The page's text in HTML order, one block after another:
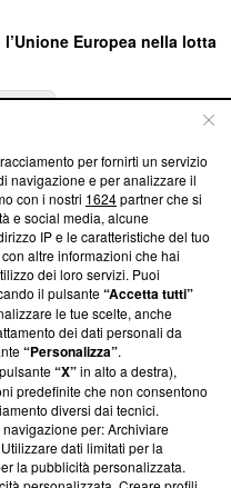
Europea nella lotta
su Blasting
su come ci impegniamo a
la nostra aderenza a
Blasting News non è
ha richiesto di farne
una verifica di
per fornirti un servizio
navigazione e per analizzare il
con i nostri 1624partner che si
e social media, alcune
IP e le caratteristiche del tuo
altre informazioni che hai
dei loro servizi. Puoi
il pulsante“Accetta tutti”
le tue scelte, anche
dei dati personali da
“Personalizza”.
“X”in alto a destra),
predefinite che non consentono
diversi dai tecnici.
per: Archiviare
dati limitati per la
la pubblicità personalizzata.